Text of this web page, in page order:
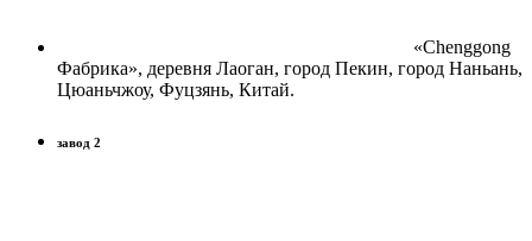
«Chenggong
Фабрика», деревня Лаоган, город Пекин, город Наньань,
Цюаньчжоу, Фуцзянь, Китай.
завод 2